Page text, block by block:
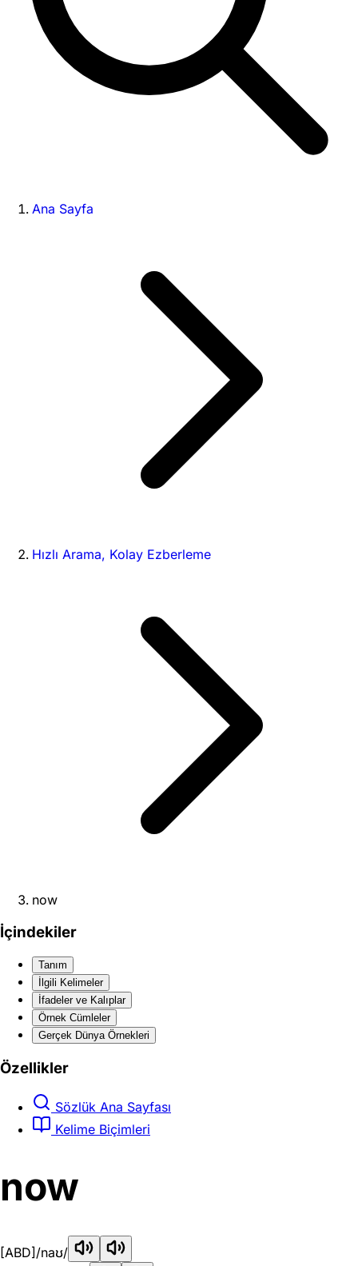
Ana Sayfa
Hızlı Arama, Kolay Ezberleme
now
İçindekiler
Tanım
İlgili Kelimeler
İfadeler ve Kalıplar
Örnek Cümleler
Gerçek Dünya Örnekleri
Özellikler
Sözlük Ana Sayfası
Kelime Biçimleri
now
[ABD] /naʊ/